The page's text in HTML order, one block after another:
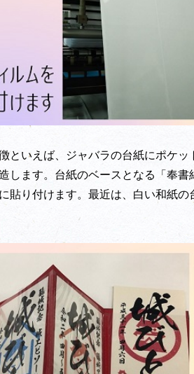
といえば、ジャバラの台紙にポケ
します。台紙のベースとなる「奉
貼り付けます。最近は、白い和紙